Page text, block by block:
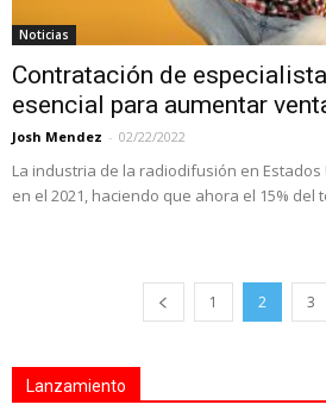
Noticias
Contratación de
esencial para aumentar
Josh Mendez - 02/22/2022
La industria de la radiodifusión en
en el 2021, haciendo que ahora el 15% del
1 2 3
Lanzamiento